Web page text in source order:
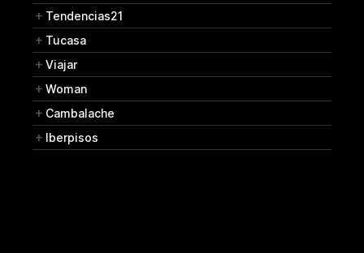
Tendencias21
Tucasa
Viajar
Woman
Cambalache
Iberpisos